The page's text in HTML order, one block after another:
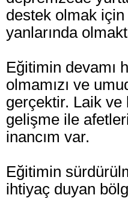
destek olmak için
yanlarında
Eğitimin devamı
olmamızı ve
gerçektir. Laik ve
gelişme ile
inancım var.
Eğitimin
ihtiyaç duyan